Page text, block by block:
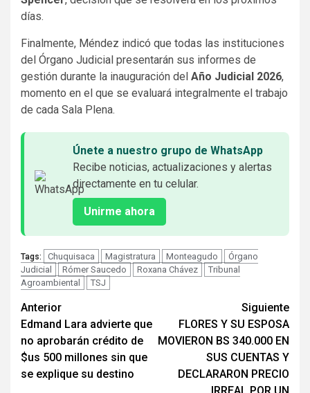
días.
Finalmente, Méndez indicó que todas las instituciones
del Órgano Judicial presentarán sus informes de
gestión durante la inauguración del Año Judicial 2026,
momento en el que se evaluará integralmente el trabajo
de cada Sala Plena.
Únete a nuestro grupo de WhatsApp
Recibe noticias, actualizaciones y alertas
directamente en tu celular.
Unirme ahora
Tags: Chuquisaca Magistratura Monteagudo
Órgano
Judicial
Rómer Saucedo Roxana Chávez
Tribunal
Agroambiental
TSJ
Seguir
leyendo
Anterior
Edmand Lara advierte que
no aprobarán crédito de
$us 500 millones sin que
se explique su destino
Siguiente
FLORES Y SU ESPOSA
MOVIERON BS 340.000 EN
SUS CUENTAS Y
DECLARARON PRECIO
IRREAL POR UN